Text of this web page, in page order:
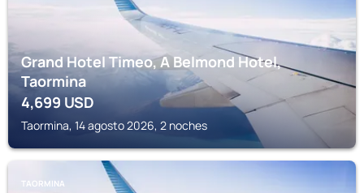
Grand Hotel Timeo, A Belmond Hotel,
Taormina
4,699 USD
Taormina, 14 agosto 2026, 2 noches
TAORMINA